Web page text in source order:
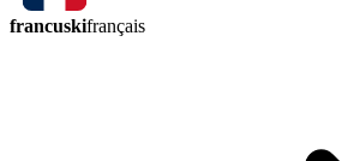
francuskifrançais